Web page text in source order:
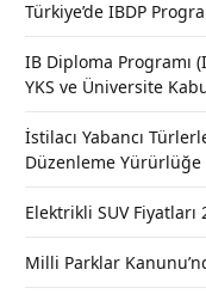
Türkiye’de IBDP
IB Diploma Programı
YKS ve Üniversite
İstilacı Yabancı
Düzenleme Yürürlüğe
Elektrikli SUV Fiyatları
Milli Parklar